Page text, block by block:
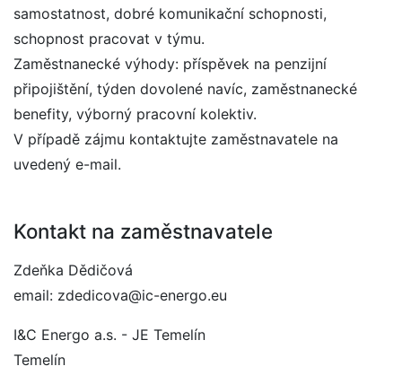
samostatnost, dobré komunikační schopnosti,
schopnost pracovat v týmu.
Zaměstnanecké výhody: příspěvek na penzijní
připojištění, týden dovolené navíc, zaměstnanecké
benefity, výborný pracovní kolektiv.
V případě zájmu kontaktujte zaměstnavatele na
uvedený e-mail.
Kontakt na zaměstnavatele
Zdeňka Dědičová
email: zdedicova@ic-energo.eu
I&C Energo a.s. - JE Temelín
Temelín